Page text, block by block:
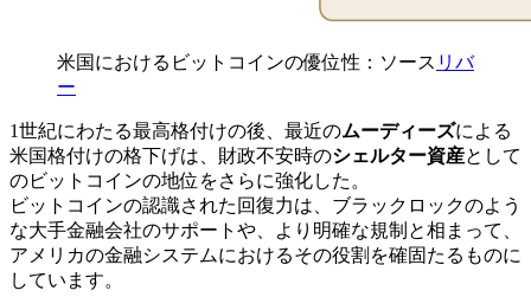
米国におけるビットコインの優位性：ソース リバ
ー
1世紀にわたる最高格付けの後、最近のムーディーズによる
米国格付けの格下げは、財政不安時のシェルター資産として
のビットコインの地位をさらに強化した。
ビットコインの認識された回復力は、ブラックロックのよう
な大手金融会社のサポートや、より明確な規制と相まって、
アメリカの金融システムにおけるその役割を確固たるものに
しています。